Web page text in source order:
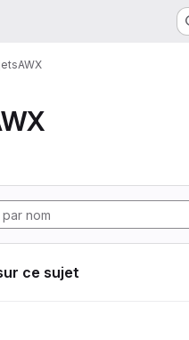
AWX
ce sujet